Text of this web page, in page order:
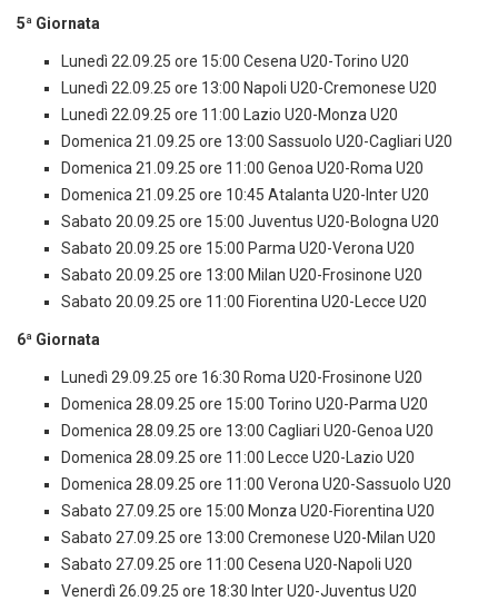
5ª Giornata
Lunedì 22.09.25 ore 15:00 Cesena U20-Torino U20
Lunedì 22.09.25 ore 13:00 Napoli U20-Cremonese U20
Lunedì 22.09.25 ore 11:00 Lazio U20-Monza U20
Domenica 21.09.25 ore 13:00 Sassuolo U20-Cagliari U20
Domenica 21.09.25 ore 11:00 Genoa U20-Roma U20
Domenica 21.09.25 ore 10:45 Atalanta U20-Inter U20
Sabato 20.09.25 ore 15:00 Juventus U20-Bologna U20
Sabato 20.09.25 ore 15:00 Parma U20-Verona U20
Sabato 20.09.25 ore 13:00 Milan U20-Frosinone U20
Sabato 20.09.25 ore 11:00 Fiorentina U20-Lecce U20
6ª Giornata
Lunedì 29.09.25 ore 16:30 Roma U20-Frosinone U20
Domenica 28.09.25 ore 15:00 Torino U20-Parma U20
Domenica 28.09.25 ore 13:00 Cagliari U20-Genoa U20
Domenica 28.09.25 ore 11:00 Lecce U20-Lazio U20
Domenica 28.09.25 ore 11:00 Verona U20-Sassuolo U20
Sabato 27.09.25 ore 15:00 Monza U20-Fiorentina U20
Sabato 27.09.25 ore 13:00 Cremonese U20-Milan U20
Sabato 27.09.25 ore 11:00 Cesena U20-Napoli U20
Venerdì 26.09.25 ore 18:30 Inter U20-Juventus U20